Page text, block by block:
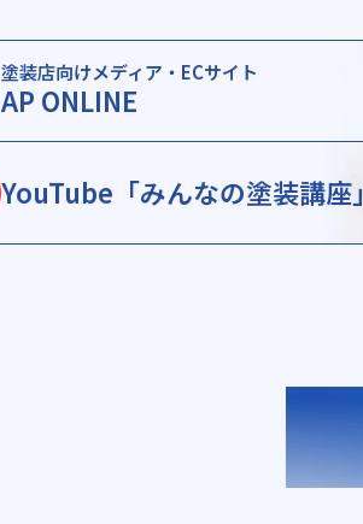
塗装店向けメディア・ECサイト
AP ONLINE
YouTube 「みんなの塗装講座」